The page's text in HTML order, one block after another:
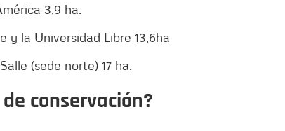
3,9 ha.
y la Universidad Libre 13,6ha
(sede norte) 17 ha.
conservación?